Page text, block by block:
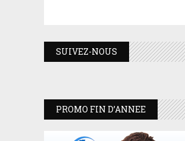
SUIVEZ-NOUS
PROMO FIN D’ANNEE